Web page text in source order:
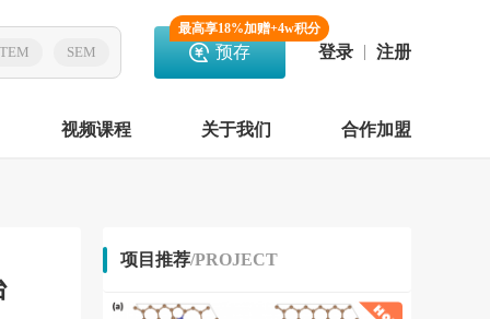
SEM
最高享18%加赠+4w积分
预存 登录 注册
视频课程 关于我们 合作加盟
项目推荐/PROJECT